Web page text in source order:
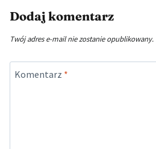
Dodaj komentarz
Twój adres e-mail nie zostanie opublikowany.
Komentarz *